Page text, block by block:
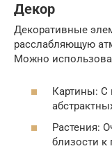
Декор
Декоративные
расслабляющую
Можно
Картины: С
Растения:
близости к